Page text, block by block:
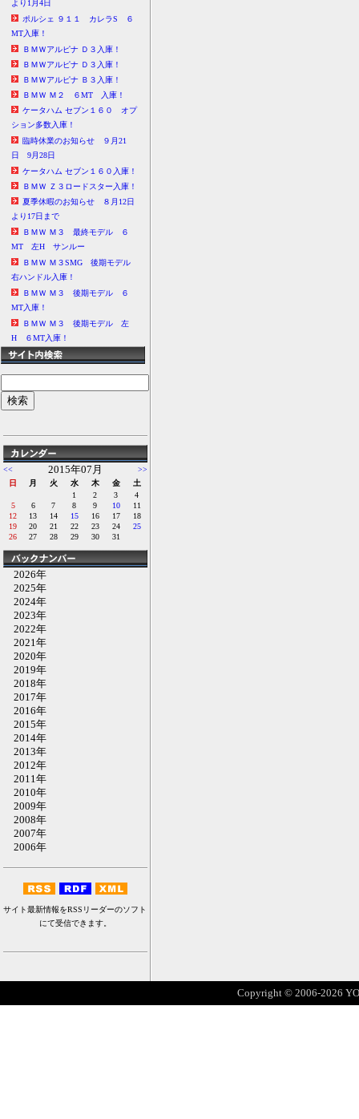
より1月4日
ポルシェ ９１１ カレラS ６
MT入庫！
ＢＭＷアルピナ Ｄ３入庫！
ＢＭＷアルピナ Ｄ３入庫！
ＢＭＷアルピナ Ｂ３入庫！
ＢＭＷ Ｍ２ ６MT 入庫！
ケータハム セブン１６０ オプ
ション多数入庫！
臨時休業のお知らせ ９月21
日 9月28日
ケータハム セブン１６０入庫！
ＢＭＷ Ｚ３ロードスター入庫！
夏季休暇のお知らせ ８月12日
より17日まで
ＢＭＷ Ｍ３ 最終モデル ６
MT 左H サンルー
ＢＭＷ Ｍ３SMG 後期モデル
右ハンドル入庫！
ＢＭＷ Ｍ３ 後期モデル ６
MT入庫！
ＢＭＷ Ｍ３ 後期モデル 左
H ６MT入庫！
<< 2015年07月
>>
日
月 火 水 木 金
土
1
2 3
4
5
6 7 8 9 10
11
12
13 14 15 16 17
18
19
20 21 22 23 24
25
26
27 28 29 30 31
2026年
2025年
2024年
2023年
2022年
2021年
2020年
2019年
2018年
2017年
2016年
2015年
2014年
2013年
2012年
2011年
2010年
2009年
2008年
2007年
2006年
サイト最新情報をRSSリーダーのソフト
にて受信できます。
Copyright © 2006-2026